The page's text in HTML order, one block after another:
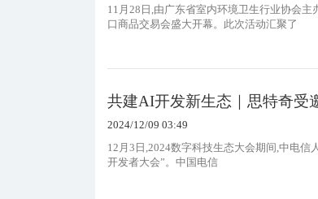
11月28日,由广东省室内环境卫生行业协会主
口商品交易会盛大开幕。此次活动汇聚了
共建AI开发新生态｜思特奇受
2024/12/09 03:49
12月3日,2024数字科技生态大会期间,中电信
开发者大会”。中国电信